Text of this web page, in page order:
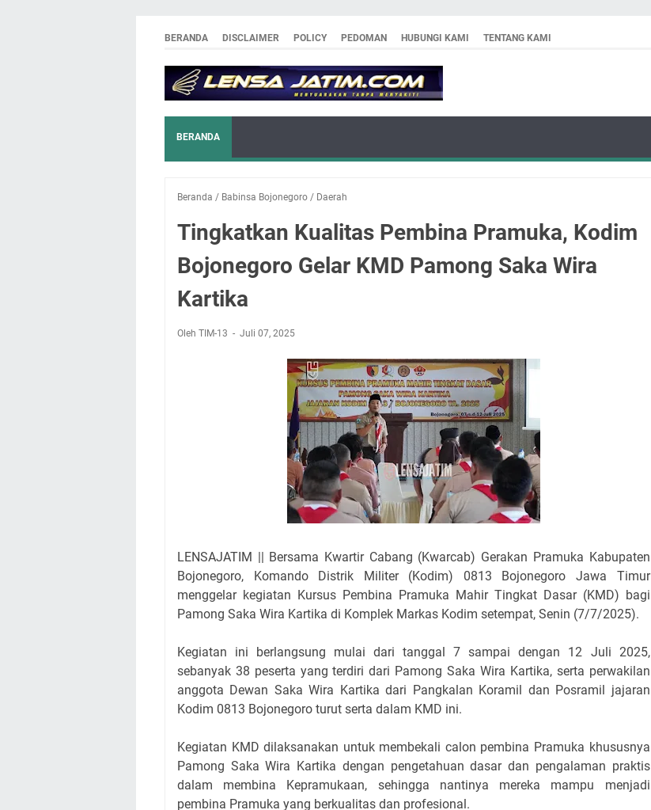
BERANDA DISCLAIMER POLICY PEDOMAN HUBUNGI KAMI TENTANG KAMI
BERANDA
Beranda / Babinsa Bojonegoro / Daerah
Tingkatkan Kualitas Pembina Pramuka, Kodim
Bojonegoro Gelar KMD Pamong Saka Wira
Kartika
Oleh TIM-13 Juli 07, 2025
LENSAJATIM || Bersama Kwartir Cabang (Kwarcab) Gerakan Pramuka Kabupaten
Bojonegoro, Komando Distrik Militer (Kodim) 0813 Bojonegoro Jawa Timur
menggelar kegiatan Kursus Pembina Pramuka Mahir Tingkat Dasar (KMD) bagi
Pamong Saka Wira Kartika di Komplek Markas Kodim setempat, Senin (7/7/2025).
Kegiatan ini berlangsung mulai dari tanggal 7 sampai dengan 12 Juli 2025,
sebanyak 38 peserta yang terdiri dari Pamong Saka Wira Kartika, serta perwakilan
anggota Dewan Saka Wira Kartika dari Pangkalan Koramil dan Posramil jajaran
Kodim 0813 Bojonegoro turut serta dalam KMD ini.
Kegiatan KMD dilaksanakan untuk membekali calon pembina Pramuka khususnya
Pamong Saka Wira Kartika dengan pengetahuan dasar dan pengalaman praktis
dalam membina Kepramukaan, sehingga nantinya mereka mampu menjadi
pembina Pramuka yang berkualitas dan profesional.